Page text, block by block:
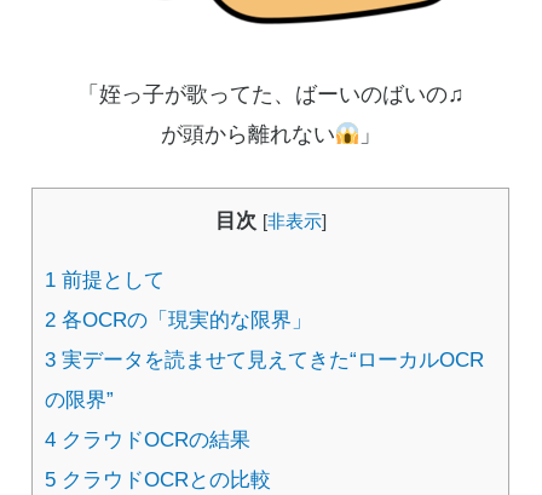
「姪っ子が歌ってた、ばーいのばいの♫
が頭から離れない
」
目次 [非表示]
1 前提として
2 各OCRの「現実的な限界」
3 実データを読ませて見えてきた“ローカルOCR
の限界”
4 クラウドOCRの結果
5 クラウドOCRとの比較